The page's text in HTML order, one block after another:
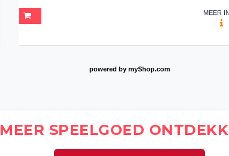
MEER
powered by myShop.com
MEER SPEELGOED